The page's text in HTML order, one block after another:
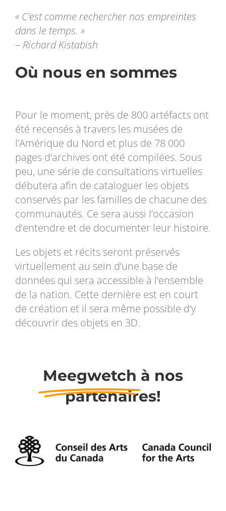
« C’est comme rechercher nos empreintes
dans le temps. »
– Richard Kistabish
Où nous en sommes
Pour le moment, près de 800 artéfacts ont
été recensés à travers les musées de
l’Amérique du Nord et plus de 78 000
pages d’archives ont été compilées. Sous
peu, une série de consultations virtuelles
débutera afin de cataloguer les objets
conservés par les familles de chacune des
communautés. Ce sera aussi l’occasion
d’entendre et de documenter leur histoire.
Les objets et récits seront préservés
virtuellement au sein d’une base de
données qui sera accessible à l’ensemble
de la nation. Cette dernière est en court
de création et il sera même possible d’y
découvrir des objets en 3D.
Meegwetch à nos
partenaires!